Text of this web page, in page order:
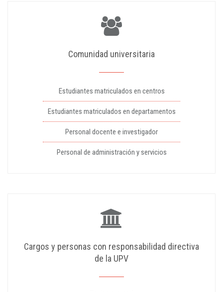
Comunidad universitaria
Estudiantes matriculados en centros
Estudiantes matriculados en departamentos
Personal docente e investigador
Personal de administración y servicios
Cargos y personas con responsabilidad directiva
de la UPV